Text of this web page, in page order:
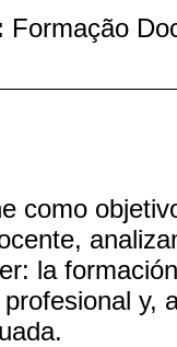
Formação
como
la
y,